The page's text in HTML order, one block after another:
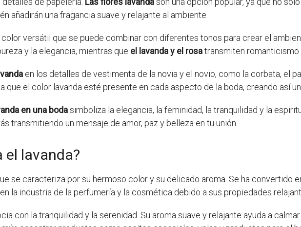
añadirán una fragancia suave y relajante al ambiente.
color versátil que se puede combinar con diferentes tonos para crear el
y la elegancia, mientras que el lavanda y el rosatransmiten romanticismo
en los detalles de vestimenta de la novia y el novio, como la corbata, el
que el color lavanda esté presente en cada aspecto de la boda, creando así
en una bodasimboliza la elegancia, la feminidad, la tranquilidad y la
transmitiendo un mensaje de amor, paz y belleza en tu unión.
el lavanda?
se caracteriza por su hermoso color y su delicado aroma. Se ha convertido
la industria de la perfumería y la cosmética debido a sus propiedades
con la tranquilidad y la serenidad. Su aroma suave y relajante ayuda a